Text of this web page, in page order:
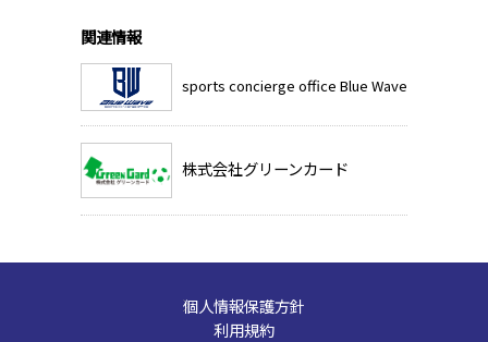
関連情報
sports concierge office Blue Wave
株式会社グリーンカード
個人情報保護方針
利用規約